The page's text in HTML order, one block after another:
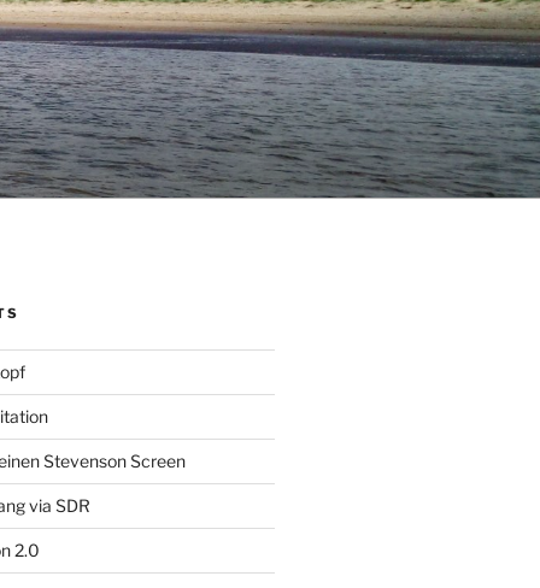
Stevenson Screen
via SDR
2.0